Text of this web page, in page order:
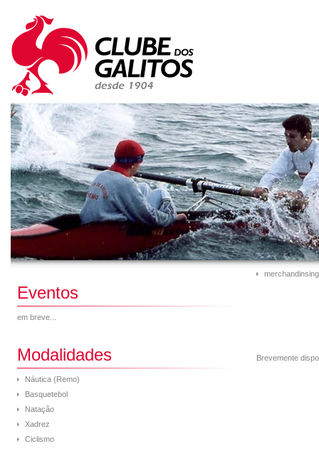
Eventos
em breve...
Modalidades
Náutica (Remo)
Basquetebol
Natação
Xadrez
Ciclismo
merchandinsing
Brevemente